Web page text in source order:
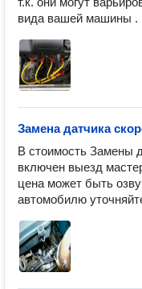
вида вашей машины .
Замена датчика
В стоимость Замены
включен выезд
цена может быть